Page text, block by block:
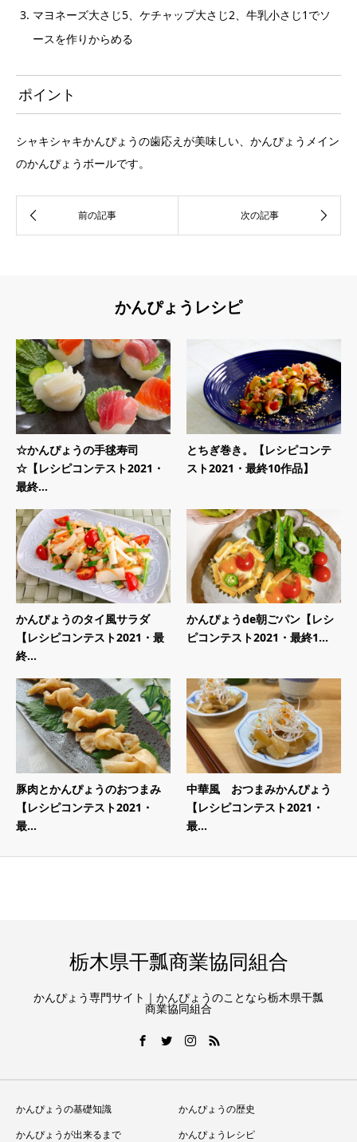
マヨネーズ大さじ5、ケチャップ大さじ2、牛乳小さじ1でソ
ースを作りからめる
ポイント
シャキシャキかんぴょうの歯応えが美味しい、かんぴょうメイン
のかんぴょうボールです。
かんぴょうレシピ
☆かんぴょうの手毬寿司
☆【レシピコンテスト2021・
最終...
とちぎ巻き。【レシピコンテ
スト2021・最終10作品】
かんぴょうのタイ風サラダ
【レシピコンテスト2021・最
終...
かんぴょうde朝ごパン【レシ
ピコンテスト2021・最終1...
豚肉とかんぴょうのおつまみ
【レシピコンテスト2021・
最...
中華風 おつまみかんぴょう
【レシピコンテスト2021・
最...
栃木県干瓢商業協同組合
かんぴょう専門サイト｜かんぴょうのことなら栃木県干瓢
商業協同組合
かんぴょうの基礎知識
かんぴょうの歴史
かんぴょうが出来るまで
かんぴょうレシピ